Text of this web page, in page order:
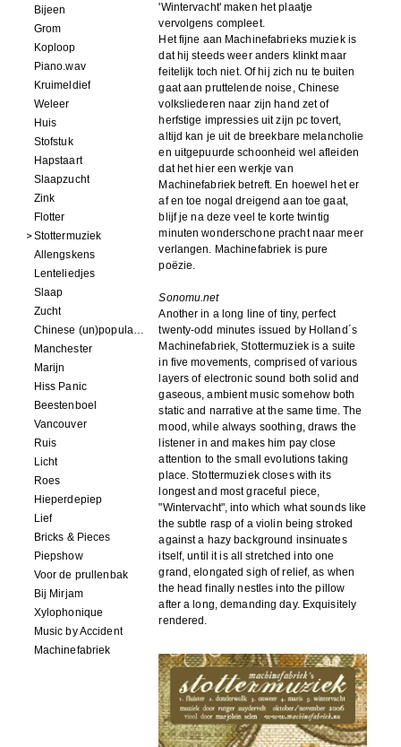
Bijeen
Grom
Koploop
Piano.wav
Kruimeldief
Weleer
Huis
Stofstuk
Hapstaart
Slaapzucht
Zink
Flotter
Stottermuziek
Allengskens
Lenteliedjes
Slaap
Zucht
Chinese (un)popular song
Manchester
Marijn
Hiss Panic
Beestenboel
Vancouver
Ruis
Licht
Roes
Hieperdepiep
Lief
Bricks & Pieces
Piepshow
Voor de prullenbak
Bij Mirjam
Xylophonique
Music by Accident
Machinefabriek
'Wintervacht' maken het plaatje
vervolgens compleet.
Het fijne aan Machinefabrieks muziek is
dat hij steeds weer anders klinkt maar
feitelijk toch niet. Of hij zich nu te buiten
gaat aan pruttelende noise, Chinese
volksliederen naar zijn hand zet of
herfstige impressies uit zijn pc tovert,
altijd kan je uit de breekbare melancholie
en uitgepuurde schoonheid wel afleiden
dat het hier een werkje van
Machinefabriek betreft. En hoewel het er
af en toe nogal dreigend aan toe gaat,
blijf je na deze veel te korte twintig
minuten wonderschone pracht naar meer
verlangen. Machinefabriek is pure
poëzie.
Sonomu.net
Another in a long line of tiny, perfect
twenty-odd minutes issued by Holland´s
Machinefabriek, Stottermuziek is a suite
in five movements, comprised of various
layers of electronic sound both solid and
gaseous, ambient music somehow both
static and narrative at the same time. The
mood, while always soothing, draws the
listener in and makes him pay close
attention to the small evolutions taking
place. Stottermuziek closes with its
longest and most graceful piece,
"Wintervacht", into which what sounds like
the subtle rasp of a violin being stroked
against a hazy background insinuates
itself, until it is all stretched into one
grand, elongated sigh of relief, as when
the head finally nestles into the pillow
after a long, demanding day. Exquisitely
rendered.